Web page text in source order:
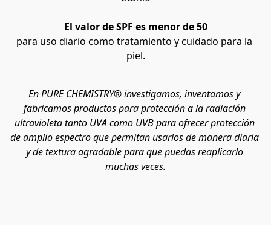
En PURE CHEMISTRY® investigamos, inventamos y
fabricamos productos para protección a la radiación
ultravioleta tanto UVA como UVB para ofrecer protección
de amplio espectro que permitan usarlos de manera diaria
y de textura agradable para que puedas reaplicarlo
muchas veces.
El valor de SPF es menor de 50
para uso diario como tratamiento y cuidado para la
piel.